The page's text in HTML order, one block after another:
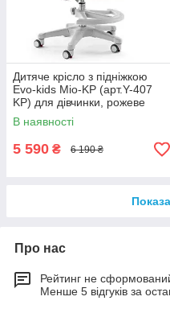
Дитяче крісло з підніжкою
Evo-kids Mio-KP (арт.Y-407
KP) для дівчинки, рожеве
В наявності
5 590 ₴ 6 190 ₴
Про нас
Рейтинг не
Менше 5 відгуків за